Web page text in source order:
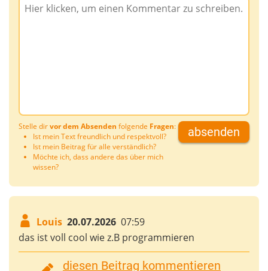
Stelle dirvor dem Absenden folgende Fragen:
Ist mein Text freundlich und respektvoll?
Ist mein Beitrag für alle verständlich?
Möchte ich, dass andere das über mich
wissen?
absenden
Louis 20.07.2026 07:59
das ist voll cool wie z.B programmieren
diesen Beitrag kommentieren